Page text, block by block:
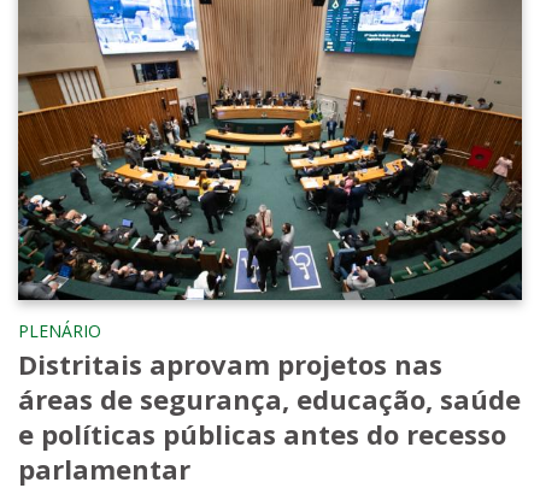
PLENÁRIO
Distritais aprovam projetos nas
áreas de segurança, educação, saúde
e políticas públicas antes do recesso
parlamentar